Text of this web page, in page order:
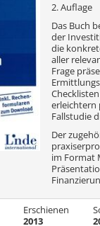
2. Auflage
Das Buch
der
die
aller
Frage
erleichtern
Fallstudie
Der
im Format
Erschienen
2013